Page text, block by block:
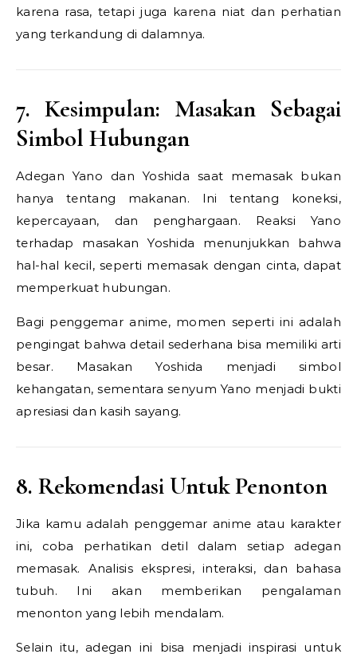
karena rasa, tetapi juga karena niat dan perhatian
yang terkandung di dalamnya.
7. Kesimpulan: Masakan Sebagai
Simbol Hubungan
Adegan Yano dan Yoshida saat memasak bukan
hanya tentang makanan. Ini tentang koneksi,
kepercayaan, dan penghargaan. Reaksi Yano
terhadap masakan Yoshida menunjukkan bahwa
hal-hal kecil, seperti memasak dengan cinta, dapat
memperkuat hubungan.
Bagi penggemar anime, momen seperti ini adalah
pengingat bahwa detail sederhana bisa memiliki arti
besar. Masakan Yoshida menjadi simbol
kehangatan, sementara senyum Yano menjadi bukti
apresiasi dan kasih sayang.
8. Rekomendasi Untuk Penonton
Jika kamu adalah penggemar anime atau karakter
ini, coba perhatikan detil dalam setiap adegan
memasak. Analisis ekspresi, interaksi, dan bahasa
tubuh. Ini akan memberikan pengalaman
menonton yang lebih mendalam.
Selain itu, adegan ini bisa menjadi inspirasi untuk